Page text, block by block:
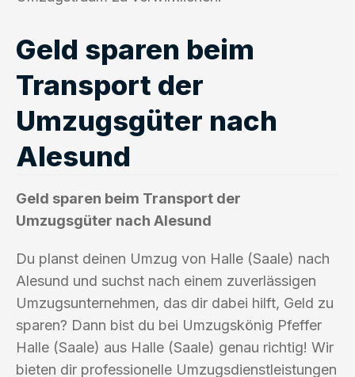
Geld sparen beim
Transport der
Umzugsgüter nach
Alesund
Geld sparen beim Transport der
Umzugsgüter nach Alesund
Du planst deinen Umzug von Halle (Saale) nach
Alesund und suchst nach einem zuverlässigen
Umzugsunternehmen, das dir dabei hilft, Geld zu
sparen? Dann bist du bei Umzugskönig Pfeffer
Halle (Saale) aus Halle (Saale) genau richtig! Wir
bieten dir professionelle Umzugsdienstleistungen